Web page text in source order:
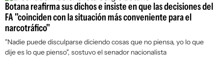
Botana reafirma sus dichos e insiste en que las decisiones del
FA "coinciden con la situación más conveniente para el
narcotráfico"
"Nadie puede disculparse diciendo cosas que no piensa, yo lo que
dije es lo que pienso", sostuvo el senador nacionalista